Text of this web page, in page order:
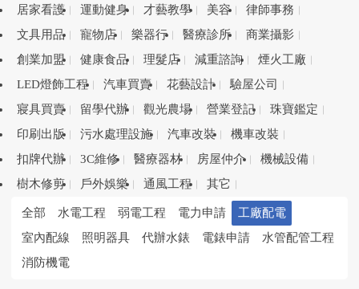
居家看護
運動健身 才藝教學 美容
律師事務
文具用品
寵物店 樂器行 醫療診所
商業攝影
創業加盟
健康食品 理髮店 減重諮詢
煙火工廠
LED燈飾工程
汽車買賣 花藝設計
驗屋公司
寢具買賣
留學代辦 觀光農場 營業登記
珠寶鑑定
印刷出版
污水處理設施 汽車改裝
機車改裝
扣牌代辦
3C維修 醫療器材 房屋仲介
機械設備
樹木修剪
戶外娛樂 通風工程 其它
全部 水電工程 弱電工程 電力申請
工廠配電
室內配線
照明器具 代辦水錶 電錶申請
水管配管工程
消防機電